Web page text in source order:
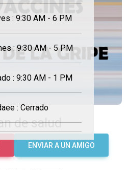
: 9:30 AM - 6 PM
: 9:30 AM - 5 PM
: 9:30 AM - 1 PM
: Cerrado
de salud
ENVIAR A UN AMIGO